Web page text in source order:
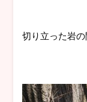
切り立った岩の